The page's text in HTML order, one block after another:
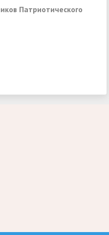
Патриотического